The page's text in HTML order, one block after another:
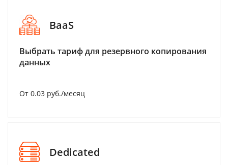
BaaS
Выбрать тариф для резервного копирования
данных
От 0.03 руб./месяц
Dedicated